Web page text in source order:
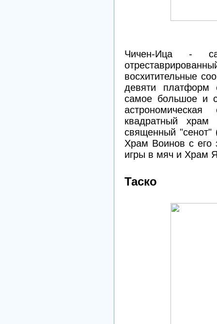
Чичен-Ица -
восхитительные
девяти платформ
самое большое и
астрономическая
квадратный
священный "сенот"
Храм Воинов с его
игры в мяч и Храм
Таско